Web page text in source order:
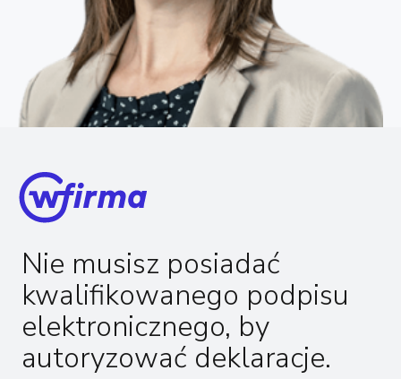
Nie musisz posiadać
kwalifikowanego podpisu
elektronicznego, by
autoryzować deklaracje.